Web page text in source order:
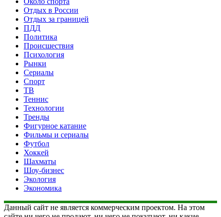
Отдых в России
Отдых за границей
ПДД
Политика
Происшествия
Психология
Рынки
Сериалы
Спорт
ТВ
Теннис
Технологии
Тренды
Фигурное катание
Фильмы и сериалы
Футбол
Хоккей
Шахматы
Шоу-бизнес
Экология
Экономика
Данный сайт не является коммерческим проектом. На этом